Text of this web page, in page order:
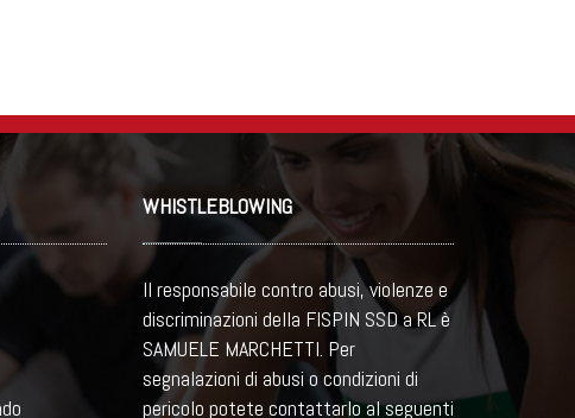
WHISTLEBLOWING
Il responsabile contro abusi, violenze e
discriminazioni della FISPIN SSD a RL è
SAMUELE MARCHETTI. Per
segnalazioni di abusi o condizioni di
pericolo potete contattarlo al seguenti